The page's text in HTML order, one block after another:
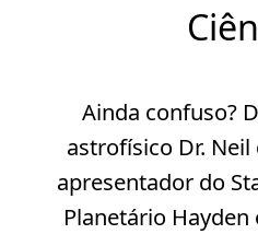
Ainda confuso?
astrofísico Dr. Neil
apresentador do
Planetário Hayden